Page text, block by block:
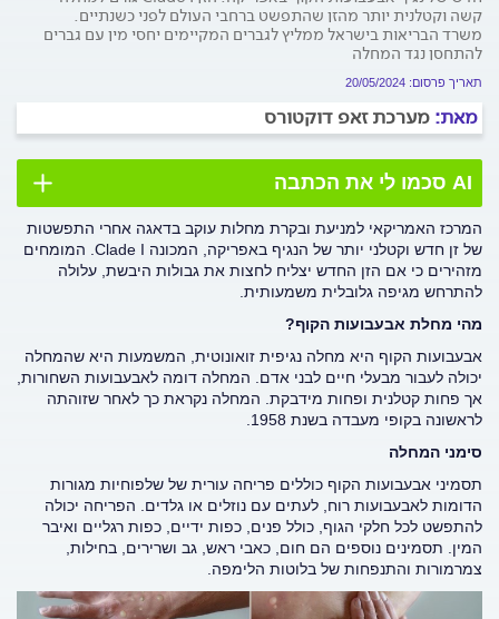
קשה וקטלנית יותר מהזן שהתפשט ברחבי העולם לפני כשנתיים.
משרד הבריאות בישראל ממליץ לגברים המקיימים יחסי מין עם גברים
להתחסן נגד המחלה
תאריך פרסום: 20/05/2024
מאת: מערכת זאפ דוקטורס
AI סכמו לי את הכתבה
המרכז האמריקאי למניעת ובקרת מחלות עוקב בדאגה אחרי התפשטות
של זן חדש וקטלני יותר של הנגיף באפריקה, המכונה Clade I. המומחים
מזהירים כי אם הזן החדש יצליח לחצות את גבולות היבשת, עלולה
להתרחש מגיפה גלובלית משמעותית.
מהי מחלת אבעבועות הקוף?
אבעבועות הקוף היא מחלה נגיפית זואונוטית, המשמעות היא שהמחלה
יכולה לעבור מבעלי חיים לבני אדם. המחלה דומה לאבעבועות השחורות,
אך פחות קטלנית ופחות מידבקת. המחלה נקראת כך לאחר שזוהתה
לראשונה בקופי מעבדה בשנת 1958.
סימני המחלה
תסמיני אבעבועות הקוף כוללים פריחה עורית של שלפוחיות מגורות
הדומות לאבעבועות רוח, לעתים עם נוזלים או גלדים. הפריחה יכולה
להתפשט לכל חלקי הגוף, כולל פנים, כפות ידיים, כפות רגליים ואיבר
המין. תסמינים נוספים הם חום, כאבי ראש, גב ושרירים, בחילות,
צמרמורות והתנפחות של בלוטות הלימפה.